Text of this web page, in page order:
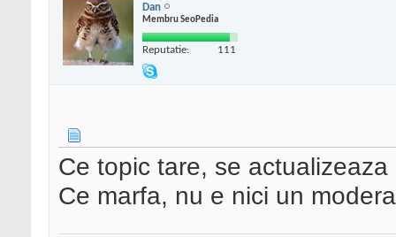
Dan
Membru SeoPedia
Reputatie: 111
Ce topic tare, se
Ce marfa, nu e nici un